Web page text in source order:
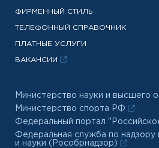
ФИРМЕННЫЙ СТИЛЬ
ТЕЛЕФОННЫЙ СПРАВОЧНИК
ПЛАТНЫЕ УСЛУГИ
ВАКАНСИИ
Министерство науки и высшего
Министерство спорта РФ
Федеральный портал
Федеральная служба по
и науки (Рособрнадзор)